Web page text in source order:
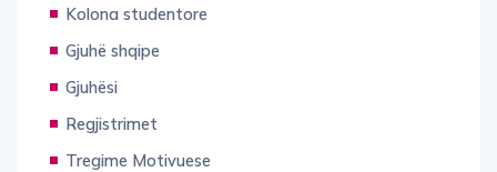
Kolona studentore
Gjuhë shqipe
Gjuhësi
Regjistrimet
Tregime Motivuese